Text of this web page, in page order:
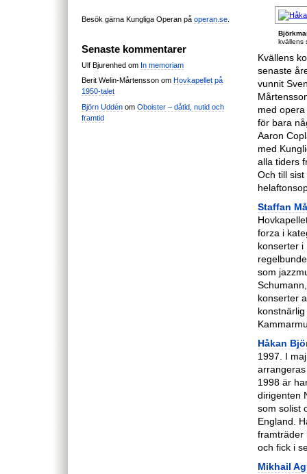
Besök gärna Kungliga Operan på operan.se
Senaste kommentarer
Ulf Bjurenhed om In memoriam
Berit Welin-Mårtensson om Hovkapellet på
1950-talet
Björn Uddén om Oboister – dåtid, nutid och
framtid
kvällens
Kvällens
senaste
vunnit
med
för bara
Aaron
med
alla tiders
Och till
Staffan
forza i
konserter
som
konserter
Håkan
1997. I
1998 är
dirigenten
som solist
England.
framträder
och fick i
Mikhail